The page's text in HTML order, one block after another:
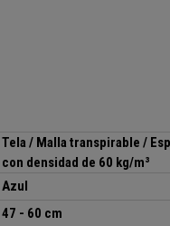
Tela / Malla transpirable /
con densidad de 60 kg/m³
Azul
47 - 60 cm